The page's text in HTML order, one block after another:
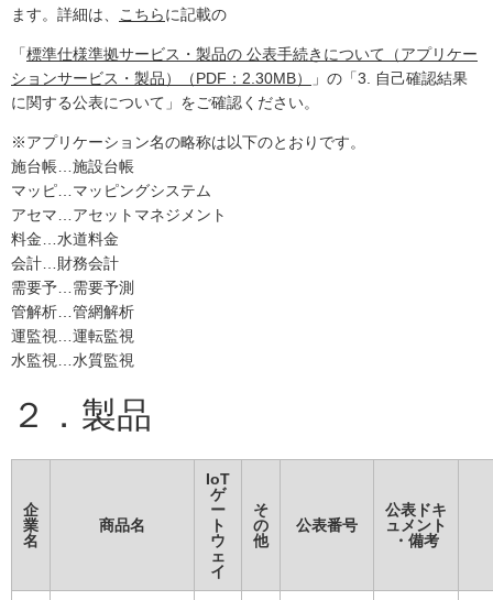
ます。詳細は、
こちらに記載の
「標準仕様準拠サービス・製品の 公表手続きについて（アプリケー
ションサービス・製品）（PDF：2.30MB）
」の「3. 自己確認結果
に関する公表について」をご確認ください。
※アプリケーション名の略称は以下のとおりです。
施台帳…施設台帳
マッピ…マッピングシステム
アセマ…アセットマネジメント
料金…水道料金
会計…財務会計
需要予…需要予測
管解析…管網解析
運監視…運転監視
水監視…水質監視
２．製品
企
業
名
商品名
IoT
ゲ
ー
ト
ウ
ェ
イ
そ
の
他
公表番号
公表ドキ
ュメント
・備考